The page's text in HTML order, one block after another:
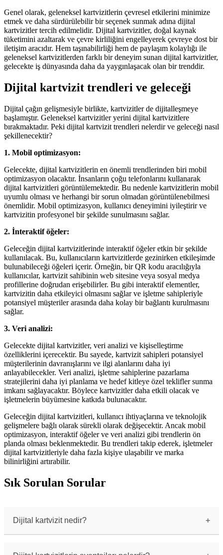
Genel olarak, geleneksel kartvizitlerin çevresel etkilerini minimize
etmek ve daha sürdürülebilir bir seçenek sunmak adına dijital
kartvizitler tercih edilmelidir. Dijital kartvizitler, doğal kaynak
tüketimini azaltarak ve çevre kirliliğini engelleyerek çevreye dost bir
iletişim aracıdır. Hem taşınabilirliği hem de paylaşım kolaylığı ile
geleneksel kartvizitlerden farklı bir deneyim sunan dijital kartvizitler,
gelecekte iş dünyasında daha da yaygınlaşacak olan bir trenddir.
Dijital kartvizit trendleri ve geleceği
Dijital çağın gelişmesiyle birlikte, kartvizitler de dijitalleşmeye
başlamıştır. Geleneksel kartvizitler yerini dijital kartvizitlere
bırakmaktadır. Peki dijital kartvizit trendleri nelerdir ve geleceği nasıl
şekillenecektir?
1. Mobil optimizasyon:
Gelecekte, dijital kartvizitlerin en önemli trendlerinden biri mobil
optimizasyon olacaktır. İnsanların çoğu telefonlarını kullanarak
dijital kartvizitleri görüntülemektedir. Bu nedenle kartvizitlerin mobil
uyumlu olması ve herhangi bir sorun olmadan görüntülenebilmesi
önemlidir. Mobil optimizasyon, kullanıcı deneyimini iyileştirir ve
kartvizitin profesyonel bir şekilde sunulmasını sağlar.
2. İnteraktif öğeler:
Geleceğin dijital kartvizitlerinde interaktif öğeler etkin bir şekilde
kullanılacak. Bu, kullanıcıların kartvizitlerde gezinirken etkileşimde
bulunabileceği öğeleri içerir. Örneğin, bir QR kodu aracılığıyla
kullanıcılar, kartvizit sahibinin web sitesine veya sosyal medya
profillerine doğrudan erişebilirler. Bu gibi interaktif elementler,
kartvizitin daha etkileyici olmasını sağlar ve işletme sahipleriyle
potansiyel müşteriler arasında daha kolay bir bağlantı kurulmasını
sağlar.
3. Veri analizi:
Gelecekte dijital kartvizitler, veri analizi ve kişiselleştirme
özelliklerini içerecektir. Bu sayede, kartvizit sahipleri potansiyel
müşterilerinin davranışlarını ve ilgi alanlarını daha iyi
anlayabilecekler. Veri analizi, işletme sahiplerine pazarlama
stratejilerini daha iyi planlama ve hedef kitleye özel teklifler sunma
imkanı sağlayacaktır. Böylece kartvizitler daha etkili olacak ve
işletmelerin büyümesine katkıda bulunacaktır.
Geleceğin dijital kartvizitleri, kullanıcı ihtiyaçlarına ve teknolojik
gelişmelere bağlı olarak sürekli olarak değişecektir. Ancak mobil
optimizasyon, interaktif öğeler ve veri analizi gibi trendlerin ön
planda olması beklenmektedir. Bu trendleri takip ederek, işletmeler
dijital kartvizitleriyle daha fazla kişiye ulaşabilir ve marka
bilinirliğini artırabilir.
Sık Sorulan Sorular
Dijital kartvizit nedir?
ortamda paylaşmanızı sağlar.